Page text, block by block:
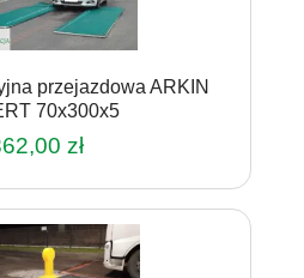
przejazdowa ARKIN
70x300x5
zł